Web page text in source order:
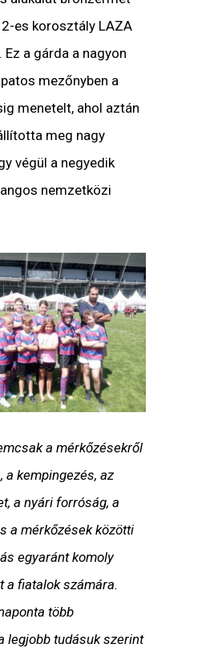
es korosztály LAZA
Ez a gárda a nagyon
mezőnyben a
menetelt, ahol aztán
meg nagy
végül a negyedik
nemzetközi
a mérkőzésekről
a kempingezés, az
a nyári forróság, a
a mérkőzések közötti
egyaránt komoly
a fiatalok számára.
több
legjobb tudásuk szerint